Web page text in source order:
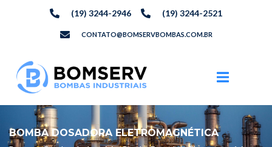
(19) 3244-2946 (19) 3244-2521
CONTATO@BOMSERVBOMBAS.COM.BR
BOMBA DOSADORA ELETROMAGNÉTICA